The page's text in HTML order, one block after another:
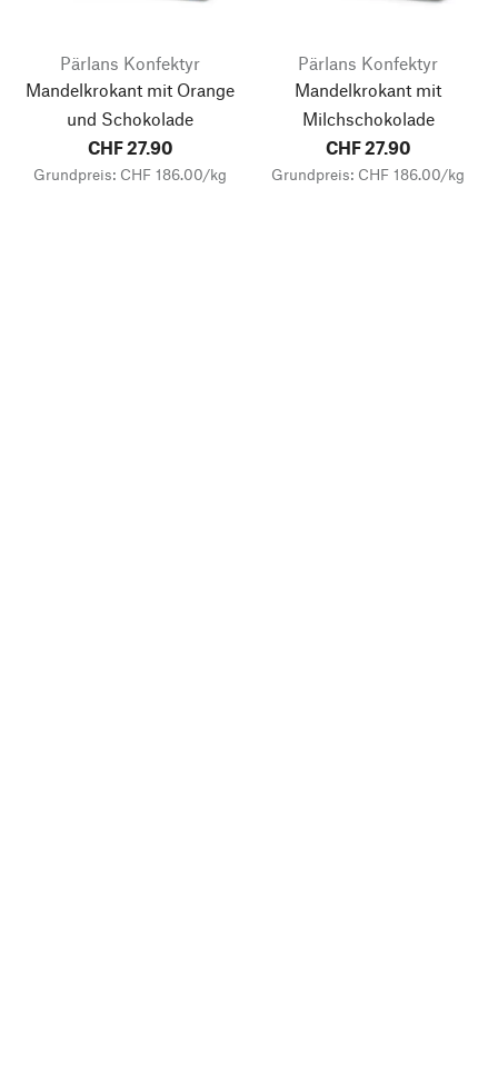
Pärlans Konfektyr
Mandelkrokant mit Orange
und Schokolade
CHF 27.90
Grundpreis: CHF 186.00/kg
Pärlans Konfektyr
Mandelkrokant mit
Milchschokolade
CHF 27.90
Grundpreis: CHF 186.00/kg